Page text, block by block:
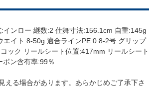
インロー 継数:2 仕舞寸法:156.1cm 自重:145g
エイト:8-50g 適合ラインPE:0.8-2号 グリップ
ック リールシート位置:417mm リールシート
ボン含有率:99％
える場合があります。あらかじめご了承下さ